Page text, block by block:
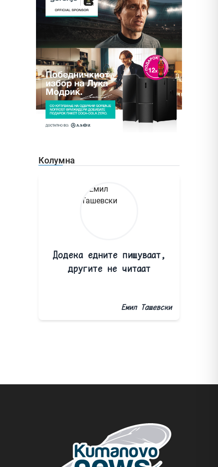
Колумна
Додека едните пишуваат,
другите не читаат
Емил Ташевски